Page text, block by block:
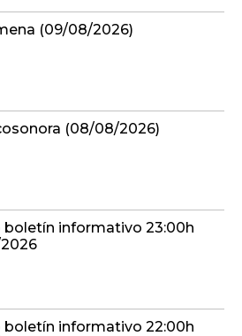
(09/08/2026)
(08/08/2026)
boletín informativo 23:00h
boletín informativo 22:00h